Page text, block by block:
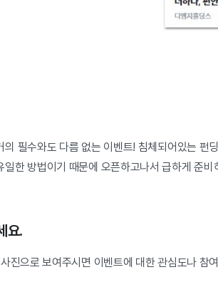
필수와도 다름 없는 이벤트! 침체되어있는 펀
한 방법이기 때문에 오픈하고나서 급하게 준
요.
진으로 보여주시면 이벤트에 대한 관심도나 참